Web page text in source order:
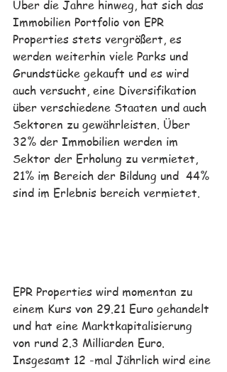
Über die Jahre hinweg, hat sich das
Immobilien Portfolio von EPR
Properties stets vergrößert, es
werden weiterhin viele Parks und
Grundstücke gekauft und es wird
auch versucht, eine Diversifikation
über verschiedene Staaten und auch
Sektoren zu gewährleisten. Über
32% der Immobilien werden im
Sektor der Erholung zu vermietet,
21% im Bereich der Bildung und  44%
sind im Erlebnis bereich vermietet.
EPR Properties wird momentan zu
einem Kurs von 29.21 Euro gehandelt
und hat eine Marktkapitalisierung
von rund 2.3 Milliarden Euro.
Insgesamt 12 -mal Jährlich wird eine